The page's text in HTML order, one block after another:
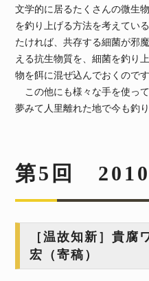
文学的に居るたくさんの微生
を釣り上げる方法を考えてい
たければ、共存する細菌が邪
える抗生物質を、細菌を釣り
物を餌に混ぜ込んでおくのです
この他にも様々な手を使っ
夢みて人里離れた地で今も釣
第5回 2010
［温故知新］貴
宏（寄稿）